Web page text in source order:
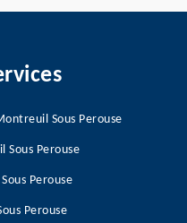
Sous Perouse
Sous Perouse
Perouse
Perouse